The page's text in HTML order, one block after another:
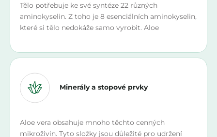
Tělo potřebuje ke své syntéze 22 různých
aminokyselin. Z toho je 8 esenciálních aminokyselin,
které si tělo nedokáže samo vyrobit. Aloe
Minerály a stopové prvky
Aloe vera obsahuje mnoho těchto cenných
mikroživin. Tyto složky jsou důležité pro udržení